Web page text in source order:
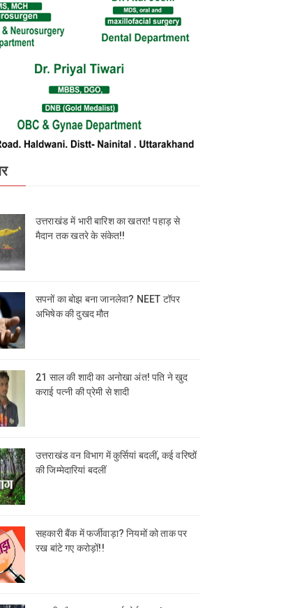
उत्तराखंड में भारी बारिश का खतरा! पहाड़ से
मैदान तक खतरे के संकेत!!
सपनों का बोझ बना जानलेवा? NEET टॉपर
अभिषेक की दुखद मौत
21 साल की शादी का अनोखा अंत! पति ने खुद
कराई पत्नी की प्रेमी से शादी
उत्तराखंड वन विभाग में कुर्सियां बदलीं, कई वरिष्ठों
की जिम्मेदारियां बदलीं
सहकारी बैंक में फर्जीवाड़ा? नियमों को ताक पर
रख बांटे गए करोड़ों!!